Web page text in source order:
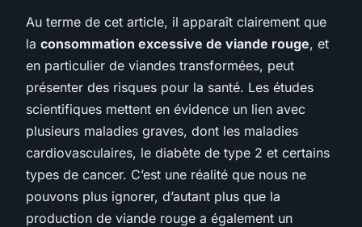
Au terme de cet article, il apparaît clairement que
la consommation excessive de viande rouge, et
en particulier de viandes transformées, peut
présenter des risques pour la santé. Les études
scientifiques mettent en évidence un lien avec
plusieurs maladies graves, dont les maladies
cardiovasculaires, le diabète de type 2 et certains
types de cancer. C’est une réalité que nous ne
pouvons plus ignorer, d’autant plus que la
production de viande rouge a également un